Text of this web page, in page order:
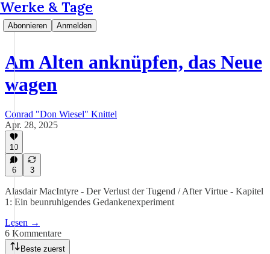
Werke & Tage
Abonnieren Anmelden
Am Alten anknüpfen, das Neue
wagen
Conrad "Don Wiesel" Knittel
Apr. 28, 2025
10
6 3
Alasdair MacIntyre - Der Verlust der Tugend / After Virtue - Kapitel
1: Ein beunruhigendes Gedankenexperiment
Lesen →
6 Kommentare
Beste zuerst